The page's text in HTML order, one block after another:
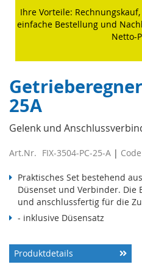
Ihre Vorteile:
einfache Bestellung und
Netto-
25A
Gelenk und
Art.Nr. FIX-3504-PC-25-A Code
Praktisches Set bestehend
Düsenset und Verbinder.
und anschlussfertig für die
- inklusive Düsensatz
Produktdetails